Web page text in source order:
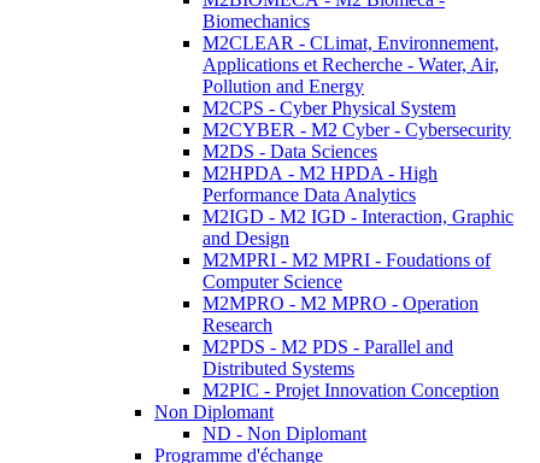
Biomechanics
M2CLEAR - CLimat, Environnement,
Applications et Recherche - Water, Air,
Pollution and Energy
M2CPS - Cyber Physical System
M2CYBER - M2 Cyber - Cybersecurity
M2DS - Data Sciences
M2HPDA - M2 HPDA - High
Performance Data Analytics
M2IGD - M2 IGD - Interaction, Graphic
and Design
M2MPRI - M2 MPRI - Foudations of
Computer Science
M2MPRO - M2 MPRO - Operation
Research
M2PDS - M2 PDS - Parallel and
Distributed Systems
M2PIC - Projet Innovation Conception
Non Diplomant
ND - Non Diplomant
Programme d'échange